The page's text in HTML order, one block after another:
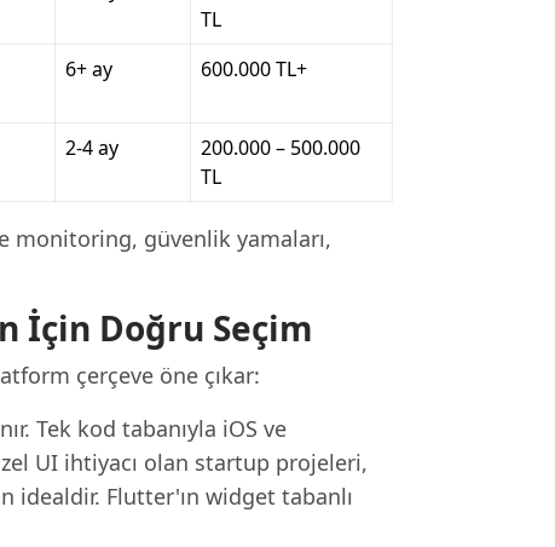
TL
6+ ay 600.000 TL+
2-4 ay
200.000 – 500.000
TL
monitoring, güvenlik yamaları,
İçin Doğru Seçim
çerçeve öne çıkar:
Tek kod tabanıyla iOS ve
UI ihtiyacı olan startup projeleri,
idealdir. Flutter'ın widget tabanlı